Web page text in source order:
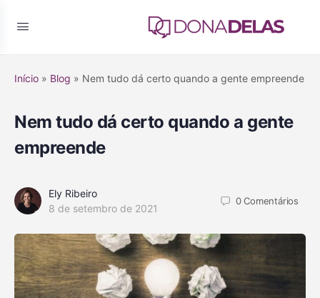
Início » Blog » Nem tudo dá certo quando a gente empreende
Nem tudo dá certo quando a gente
empreende
Ely Ribeiro
8 de setembro de 2021
0Comentários